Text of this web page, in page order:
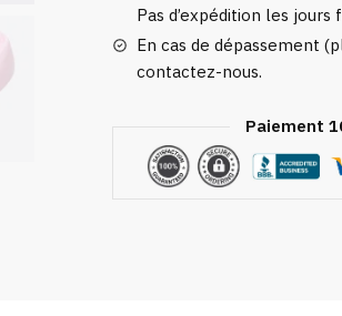
Pas d’expédition les jours
En cas de dépassement
contactez-nous.
Paiement